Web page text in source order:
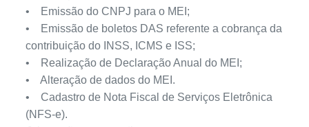
• Emissão do CNPJ para o MEI;
• Emissão de boletos DAS referente a cobrança da
contribuição do INSS, ICMS e ISS;
• Realização de Declaração Anual do MEI;
• Alteração de dados do MEI.
• Cadastro de Nota Fiscal de Serviços Eletrônica
(NFS-e).